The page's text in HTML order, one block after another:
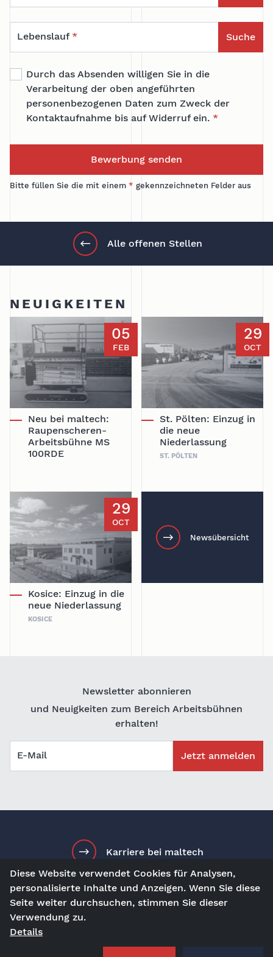
Lebenslauf * Suche
Durch das Absenden willigen Sie in die
Verarbeitung der oben angeführten
personenbezogenen Daten zum Zweck der
Kontaktaufnahme bis auf Widerruf ein. *
Bewerbung senden
Bitte füllen Sie die mit einem * gekennzeichneten Felder aus
Alle offenen Stellen
NEUIGKEITEN
05
FEB
Neu bei maltech:
Raupenscheren-
Arbeitsbühne MS
100RDE
29
OCT
St. Pölten: Einzug in
die neue
Niederlassung
ST. PÖLTEN
29
OCT
Kosice: Einzug in die
neue Niederlassung
KOSICE
Newsübersicht
Newsletter abonnieren
und Neuigkeiten zum Bereich Arbeitsbühnen
erhalten!
E-Mail Jetzt anmelden
Karriere bei maltech
de Kontakt Besuch uns auf
AGBs
Diese Website verwendet Cookies für Analysen,
personalisierte Inhalte und Anzeigen. Wenn Sie diese
Seite weiter durchsuchen, stimmen Sie dieser
Verwendung zu.
Details